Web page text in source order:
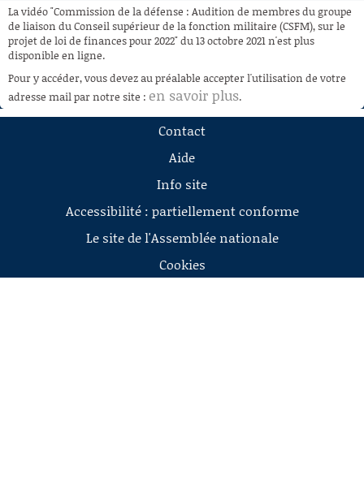
À LA DEMANDE
RECHERCHE
AIDE À LA DÉCOUPE
DE VIDÉOS
La vidéo "Commission de la défense : Audition de membres du groupe
de liaison du Conseil supérieur de la fonction militaire (CSFM), sur le
projet de loi de finances pour 2022" du 13 octobre 2021 n'est plus
disponible en ligne.
Pour y accéder, vous devez au préalable accepter l'utilisation de votre
adresse mail par notre site : en savoir plus.
Contact
Aide
Info site
Accessibilité : partiellement conforme
Le site de l'Assemblée nationale
Cookies